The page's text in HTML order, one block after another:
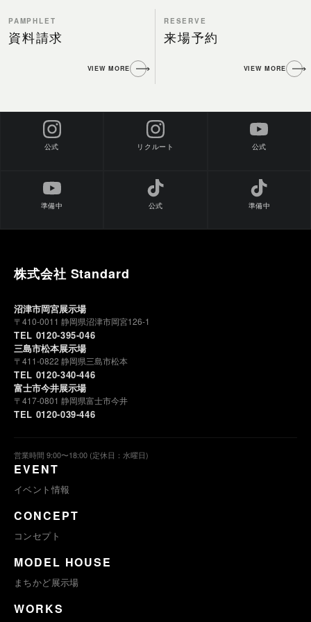
PAMPHLET
資料請求
VIEW MORE
RESERVE
来場予約
VIEW MORE
公式 リクルート 公式
準備中 公式 準備中
株式会社 Standard
沼津市岡宮展示場
〒410-0011 静岡県沼津市岡宮126-1
TEL 0120-395-046
三島市松本展示場
〒411-0822 静岡県三島市松本
TEL 0120-340-446
富士市今井展示場
〒417-0801 静岡県富士市今井
TEL 0120-039-446
営業時間 9:00〜18:00 (定休日：水曜日)
EVENT
イベント情報
CONCEPT
コンセプト
MODEL HOUSE
まちかど展示場
WORKS